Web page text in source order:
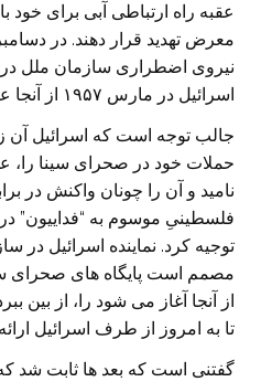
عقبه راه ارتباطی آبی برای خود
نیروی اضطراری سازمان ملل
اسرائیل در مارس ۱۹۵۷ از آنجا عقب نشست.
جالب توجه است که اسرائیل آن
حملات خود در صحرای سینا را،
نامید و آن را چونان واکنش در
فلسطینیِ موسوم به “فداییون”
توجیه کرد. نماینده اسرائیل در
مصمم است پایگاه های صحرای
از آنجا آغاز می شود را، از بین
تا به امروز از طرف اسرائیل
گفتنی است که بعد ها ثابت شد